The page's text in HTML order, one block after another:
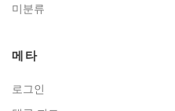
미분류
메타
로그인